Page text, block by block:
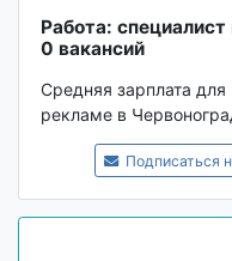
Работа:
0 вакансий
Средняя зарплата
рекламе в
Подписаться